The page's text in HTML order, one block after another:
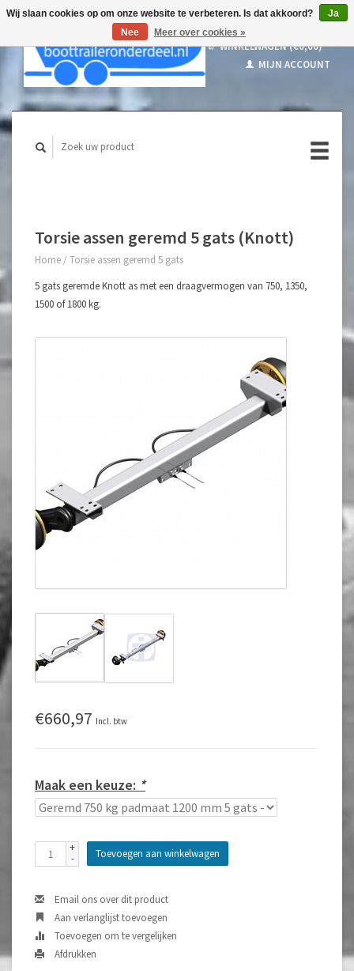
WINKELWAGEN (€0,00)
MIJN ACCOUNT
Torsie assen geremd 5 gats (Knott)
Home / Torsie assen geremd 5 gats
5 gats geremde Knott as met een draagvermogen van 750, 1350,
1500 of 1800 kg.
€660,97 Incl. btw
Maak een keuze: *
+
-
Toevoegen aan winkelwagen
Email ons over dit product
Aan verlanglijst toevoegen
Toevoegen om te vergelijken
Afdrukken
Wij slaan cookies op om onze website te verbeteren. Is dat akkoord?
Ja
Nee
Meer over cookies »